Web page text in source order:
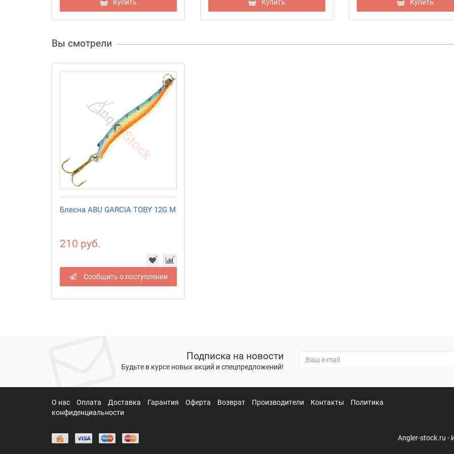
Купить Купить Купить
Вы смотрели
Блесна ABU GARCIA TOBY 12G M
210 руб.
Сообщить о поступлении
Подписка на новости
Будьте в курсе новых акций и спецпредложений!
О нас Оплата Доставка Гарантия Оферта Возврат Производители Контакты
Политика
конфиденциальности
Angler-stock.ru -